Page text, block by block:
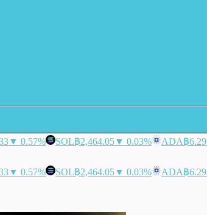
▼ 0.57% SOL฿2,464.05▼ 0.03% ADA฿6.29
▼ 0.57% SOL฿2,464.05▼ 0.03% ADA฿6.29